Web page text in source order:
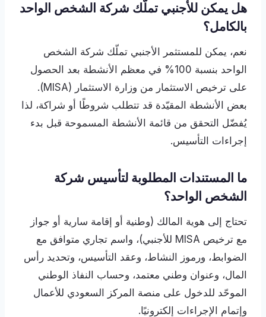
هل يمكن للأجنبي تملّك شركة الشخص الواحد
بالكامل؟
نعم، يمكن للمستثمر الأجنبي تملّك شركة الشخص
الواحد بنسبة 100% في معظم الأنشطة بعد الحصول
على ترخيص الاستثمار من وزارة الاستثمار (MISA).
بعض الأنشطة المقيّدة قد تتطلب شروطًا أو شراكة، لذا
يُفضّل التحقق من قائمة الأنشطة المسموحة قبل بدء
إجراءات التأسيس.
ما المستندات المطلوبة لتأسيس شركة
الشخص الواحد؟
تحتاج إلى هوية المالك (وطنية أو إقامة سارية أو جواز
مع ترخيص MISA للأجنبي)، واسم تجاري متوافق مع
الضوابط، ورموز النشاط، وعقد التأسيس، وتحديد رأس
المال، وعنوان وطني معتمد، وحساب النفاذ الوطني
الموحّد للدخول على منصة المركز السعودي للأعمال
وإتمام الإجراءات إلكترونيًا.